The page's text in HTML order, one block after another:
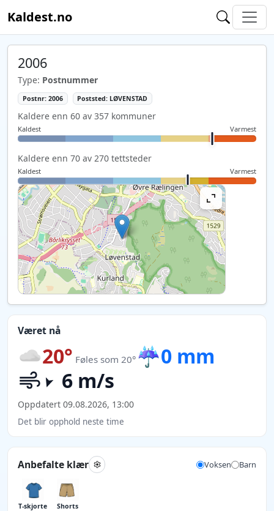
Kaldest.no
2006
Type: Postnummer
Postnr: 2006 Poststed: LØVENSTAD
Kaldere enn 60 av 357 kommuner
Kaldest Varmest
Kaldere enn 70 av 270 tettsteder
Kaldest Varmest
Været nå
20° Føles som 20° ☔0 mm
6 m/s
Oppdatert 09.08.2026, 13:00
Det blir opphold neste time
Anbefalte klær Voksen Barn
T-skjorte Shorts